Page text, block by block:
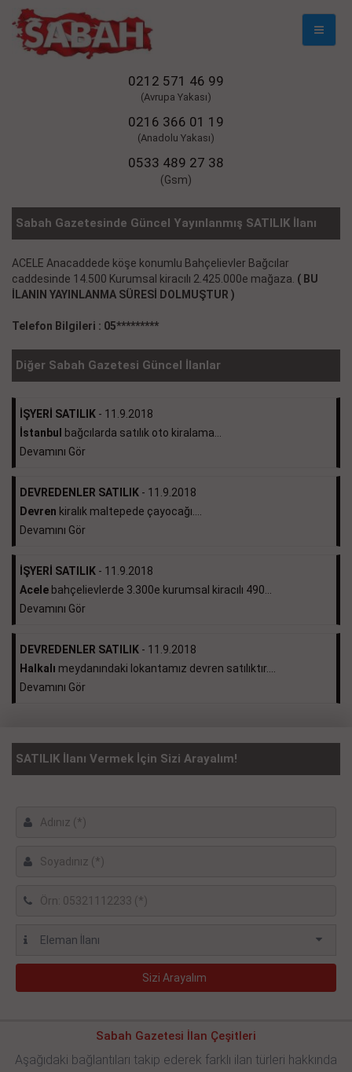
Mobil
0212 571 46 99
(Avrupa Yakası)
0216 366 01 19
(Anadolu Yakası)
0533 489 27 38
(Gsm)
Sabah Gazetesinde Güncel Yayınlanmış SATILIK İlanı
ACELE Anacaddede köşe konumlu Bahçelievler Bağcılar
caddesinde 14.500 Kurumsal kiracılı 2.425.000e mağaza. ( BU
İLANIN YAYINLANMA SÜRESİ DOLMUŞTUR )
Telefon Bilgileri : 05*********
Diğer Sabah Gazetesi Güncel İlanlar
İŞYERİ SATILIK - 11.9.2018
İstanbul
bağcılarda satılık oto kiralama...
Devamını Gör
DEVREDENLER SATILIK - 11.9.2018
Devren kiralık maltepede çayocağı....
Devamını Gör
İŞYERİ SATILIK - 11.9.2018
Acele bahçelievlerde 3.300e kurumsal kiracılı 490...
Devamını Gör
DEVREDENLER SATILIK - 11.9.2018
Halkalı meydanındaki lokantamız devren satılıktır....
Devamını Gör
SATILIK İlanı Vermek İçin Sizi Arayalım!
Sabah Gazetesi İlan Çeşitleri
Aşağıdaki bağlantıları takip ederek farklı ilan türleri hakkında